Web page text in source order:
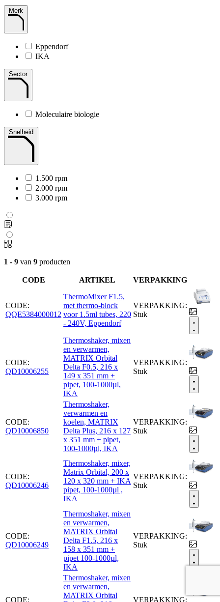
Merk
Eppendorf
IKA
Sector
Moleculaire biologie
Snelheid
1.500 rpm
2.000 rpm
3.000 rpm
1 - 9 van 9 producten
CODE ARTIKEL VERPAKKING
CODE:
QQE5384000012
ThermoMixer F1.5,
met thermo-block
voor 1.5ml tubes, 220
- 240V, Eppendorf
VERPAKKING:
Stuk
CODE:
QD10006255
Thermoshaker, mixen
en verwarmen,
MATRIX Orbital
Delta F0.5, 216 x
149 x 351 mm +
pipet, 100-1000µl,
IKA
VERPAKKING:
Stuk
CODE:
QD10006850
Thermoshaker,
verwarmen en
koelen, MATRIX
Delta Plus, 216 x 127
x 351 mm + pipet,
100-1000µl, IKA
VERPAKKING:
Stuk
CODE:
QD10006246
Thermoshaker, mixer,
Matrix Orbital, 200 x
120 x 320 mm + IKA
pipet, 100-1000µl ,
IKA
VERPAKKING:
Stuk
CODE:
QD10006249
Thermoshaker, mixen
en verwarmen,
MATRIX Orbital
Delta F1.5, 216 x
158 x 351 mm +
pipet 100-1000µl,
IKA
VERPAKKING:
Stuk
CODE:
Thermoshaker, mixen
en verwarmen,
MATRIX Orbital
VERPAKKING: